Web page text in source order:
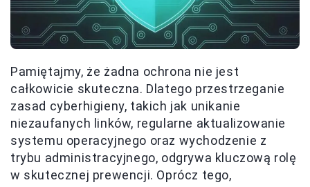
Pamiętajmy, że żadna ochrona nie jest
całkowicie skuteczna. Dlatego przestrzeganie
zasad cyberhigieny, takich jak unikanie
niezaufanych linków, regularne aktualizowanie
systemu operacyjnego oraz wychodzenie z
trybu administracyjnego, odgrywa kluczową rolę
w skutecznej prewencji. Oprócz tego,